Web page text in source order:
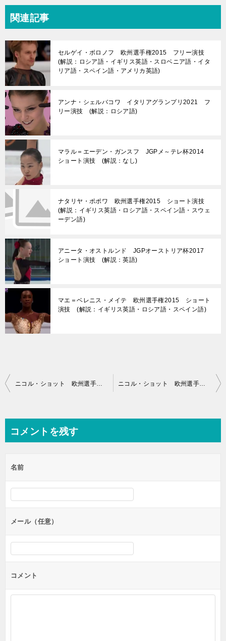
関連記事
セルゲイ・ボロノフ 欧州選手権2015 フリー演技
(解説：ロシア語・イギリス英語・スロベニア語・イタ
リア語・スペイン語・アメリカ英語)
アンナ・シェルバコワ イタリアグランプリ2021 フ
リー演技 (解説：ロシア語)
マラル＝エーデン・ガンスフ JGPメ～テレ杯2014
ショート演技 (解説：なし)
ナタリヤ・ポポワ 欧州選手権2015 ショート演技
(解説：イギリス英語・ロシア語・スペイン語・スウェ
ーデン語)
アニータ・オストルンド JGPオーストリア杯2017
ショート演技 (解説：英語)
マエ＝ベレニス・メイテ 欧州選手権2015 ショート
演技 (解説：イギリス英語・ロシア語・スペイン語)
投
ビ
ー
コメントを残す
名前
メール（任意）
コメント